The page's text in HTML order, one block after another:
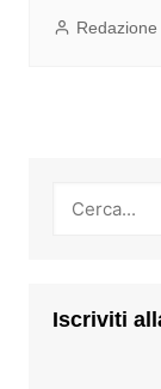
Redazione
Iscriviti